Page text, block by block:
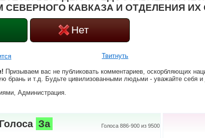
СЕВЕРНОГО КАВКАЗА И ОТДЕЛЕНИЯ ИХ
Нет
Твитнуть
Призываем вас не публиковать комментариев, оскорбляющих
брань и т.д. Будьте цивилизованными людьми - уважайте себя и
Администрация.
Голоса За Голоса 886-900 из 9500